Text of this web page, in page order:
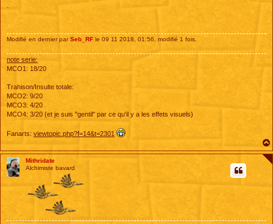
e
.
Modifié en dernier parSeb_RF le 09 11 2018, 01:56, modifié 1 fois.
note serie:
MCO1: 18/20
Trahison/Insulte totale:
MCO2: 9/20
MCO3: 4/20
MCO4: 3/20 (et je suis "gentil" par ce qu'il y a les effets visuels)
Fanarts: viewtopic.php?f=14&t=2301
Mithridate
Alchimiste bavard